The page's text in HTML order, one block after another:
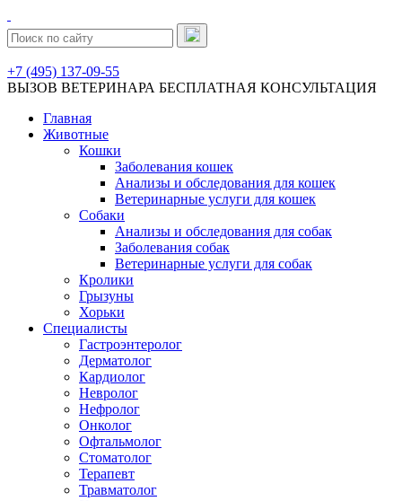
+7 (495) 137-09-55
ВЫЗОВ ВЕТЕРИНАРА БЕСПЛАТНАЯ КОНСУЛЬТАЦИЯ
Главная
Животные
Кошки
Заболевания кошек
Анализы и обследования для кошек
Ветеринарные услуги для кошек
Собаки
Анализы и обследования для собак
Заболевания собак
Ветеринарные услуги для собак
Кролики
Грызуны
Хорьки
Специалисты
Гастроэнтеролог
Дерматолог
Кардиолог
Невролог
Нефролог
Онколог
Офтальмолог
Стоматолог
Терапевт
Травматолог